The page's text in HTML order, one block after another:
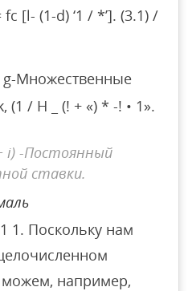
[l- (1-d) ‘1 / *’]. (3.1) /
g-Множественные
(1 / Н _ (! + «) * -! • 1».
i) -Постоянный
ставки.
1. Поскольку нам
например,